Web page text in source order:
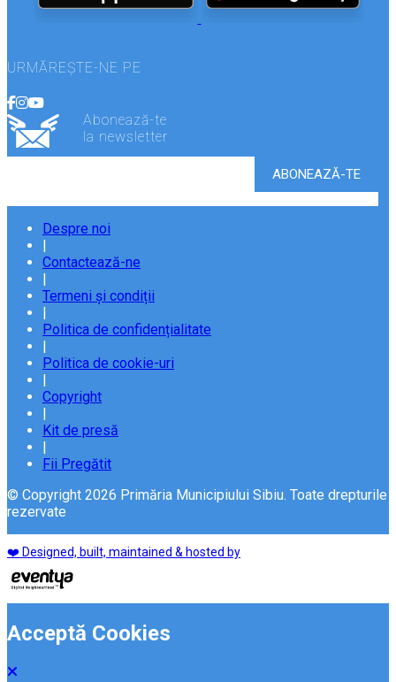
URMĂREȘTE-NE PE
Abonează-te
la newsletter
Despre noi
Contactează-ne
Termeni și condiții
Politica de confidențialitate
Politica de cookie-uri
Copyright
Kit de presă
Fii Pregătit
© Copyright 2026 Primăria Municipiului Sibiu. Toate drepturile
rezervate
❤️ Designed, built, maintained & hosted by
Acceptă Cookies